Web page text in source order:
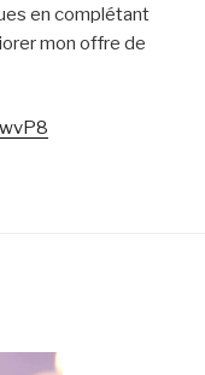
en complétant
mon offre de